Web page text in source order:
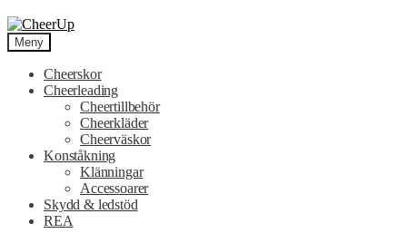
Hoppa
till
navigering
Hoppa
till
innehåll
Meny
Cheerskor
Cheerleading
Cheertillbehör
Cheerkläder
Cheerväskor
Konståkning
Klänningar
Accessoarer
Skydd & ledstöd
REA